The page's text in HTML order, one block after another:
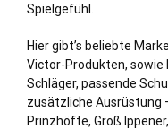
Spielgefühl.
Hier gibt’s beliebte
Victor-Produkten, sowie
Schläger, passende
zusätzliche Ausrüstung
Prinzhöfte, Groß Ippener,